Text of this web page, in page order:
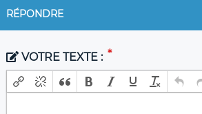
RÉPONDRE
VOTRE TEXTE :